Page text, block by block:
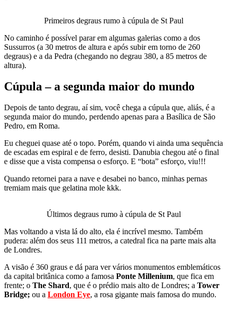
Primeiros degraus rumo à cúpula de St Paul
No caminho é possível parar em algumas galerias como a dos
Sussurros (a 30 metros de altura e após subir em torno de 260
degraus) e a da Pedra (chegando no degrau 380, a 85 metros de
altura).
Cúpula – a segunda maior do mundo
Depois de tanto degrau, aí sim, você chega a cúpula que, aliás, é a
segunda maior do mundo, perdendo apenas para a Basílica de São
Pedro, em Roma.
Eu cheguei quase até o topo. Porém, quando vi ainda uma sequência
de escadas em espiral e de ferro, desisti. Danubia chegou até o final
e disse que a vista compensa o esforço. E “bota” esforço, viu!!!
Quando retornei para a nave e desabei no banco, minhas pernas
tremiam mais que gelatina mole kkk.
Últimos degraus rumo à cúpula de St Paul
Mas voltando a vista lá do alto, ela é incrível mesmo. Também
pudera: além dos seus 111 metros, a catedral fica na parte mais alta
de Londres.
A visão é 360 graus e dá para ver vários monumentos emblemáticos
da capital britânica como a famosa Ponte Millenium, que fica em
frente; o The Shard, que é o prédio mais alto de Londres; a Tower
Bridge; ou a London Eye, a rosa gigante mais famosa do mundo.